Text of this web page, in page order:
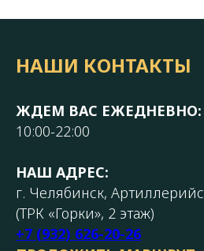
НАШИ КОНТАКТЫ
ЖДЕМ ВАС ЕЖЕДНЕВНО:
10:00-22:00
НАШ АДРЕС:
г. Челябинск,
(ТРК «Горки», 2 этаж)
+7 (932) 626-20-26